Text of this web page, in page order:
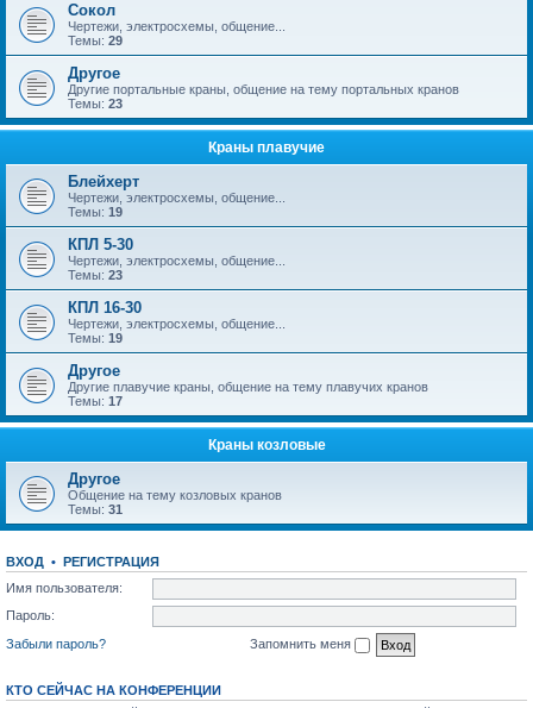
Сокол
Чертежи, электросхемы, общение...
Темы: 29
Другое
Другие портальные краны, общение на тему портальных кранов
Темы: 23
Краны плавучие
Блейхерт
Чертежи, электросхемы, общение...
Темы: 19
КПЛ 5-30
Чертежи, электросхемы, общение...
Темы: 23
КПЛ 16-30
Чертежи, электросхемы, общение...
Темы: 19
Другое
Другие плавучие краны, общение на тему плавучих кранов
Темы: 17
Краны козловые
Другое
Общение на тему козловых кранов
Темы: 31
ВХОД • РЕГИСТРАЦИЯ
Имя пользователя:
Пароль:
Забыли пароль?
Запомнить меня
КТО СЕЙЧАС НА КОНФЕРЕНЦИИ